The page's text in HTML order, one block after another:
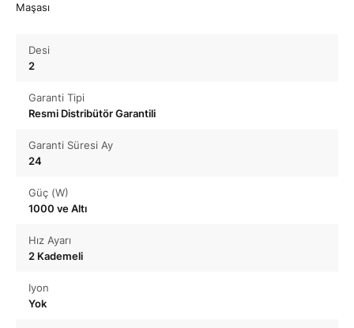
Maşası
Desi
2
Garanti Tipi
Resmi Distribütör Garantili
Garanti Süresi Ay
24
Güç (W)
1000 ve Altı
Hız Ayarı
2 Kademeli
Iyon
Yok